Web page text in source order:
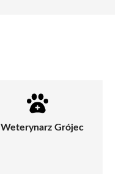
Weterynarz Grójec